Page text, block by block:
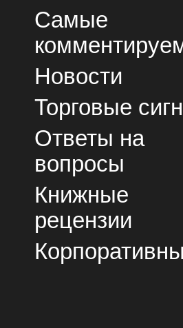
Самые
Новости
Торговые
Ответы на
вопросы
Книжные
рецензии